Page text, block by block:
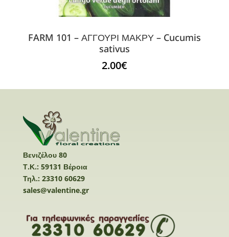
FARM 101 – ΑΓΓΟΥΡΙ ΜΑΚΡΥ – Cucumis
sativus
2.00€
Βενιζέλου 80
Τ.Κ.: 59131 Βέροια
Τηλ.: 23310 60629
sales@valentine.gr